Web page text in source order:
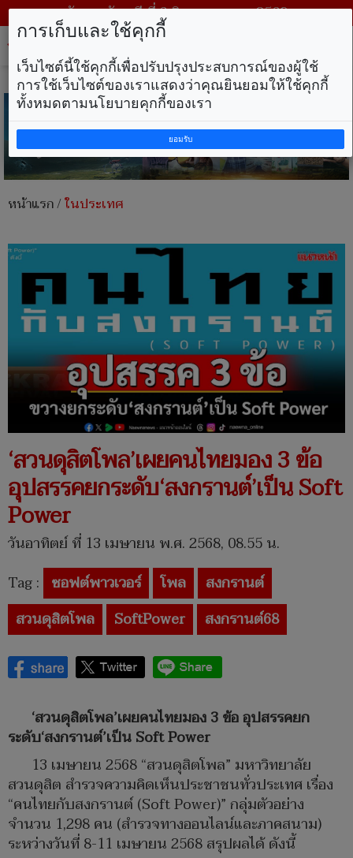
วันพฤหัสบดี ที่ 6 สิงหาคม พ.ศ. 2569
หน้าแรก/ในประเทศ
‘สวนดุสิตโพล’เผยคนไทยมอง 3 ข้อ
อุปสรรคยกระดับ‘สงกรานต์’เป็น Soft
Power
วันอาทิตย์ ที่ 13 เมษายน พ.ศ. 2568, 08.55 น.
Tag : ซอฟต์พาวเวอร์ โพล
สงกรานต์
สวนดุสิตโพล
SoftPower สงกรานต์68
‘สวนดุสิตโพล’เผยคนไทยมอง 3 ข้อ อุปสรรคยก
ระดับ‘สงกรานต์’เป็น Soft Power
13 เมษายน 2568 “สวนดุสิตโพล” มหาวิทยาลัย
สวนดุสิต สำรวจความคิดเห็นประชาชนทั่วประเทศ เรื่อง
“คนไทยกับสงกรานต์ (Soft Power)” กลุ่มตัวอย่าง
จำนวน 1,298 คน (สำรวจทางออนไลน์และภาคสนาม)
ระหว่างวันที่ 8-11 เมษายน 2568 สรุปผลได้ ดังนี้
การเก็บและใช้คุกกี้
เว็บไซต์นี้ใช้คุกกี้เพื่อปรับปรุงประสบการณ์ของผู้ใช้
การใช้เว็บไซต์ของเราแสดงว่าคุณยินยอมให้ใช้คุกกี้
ทั้งหมดตามนโยบายคุกกี้ของเรา
ยอมรับ